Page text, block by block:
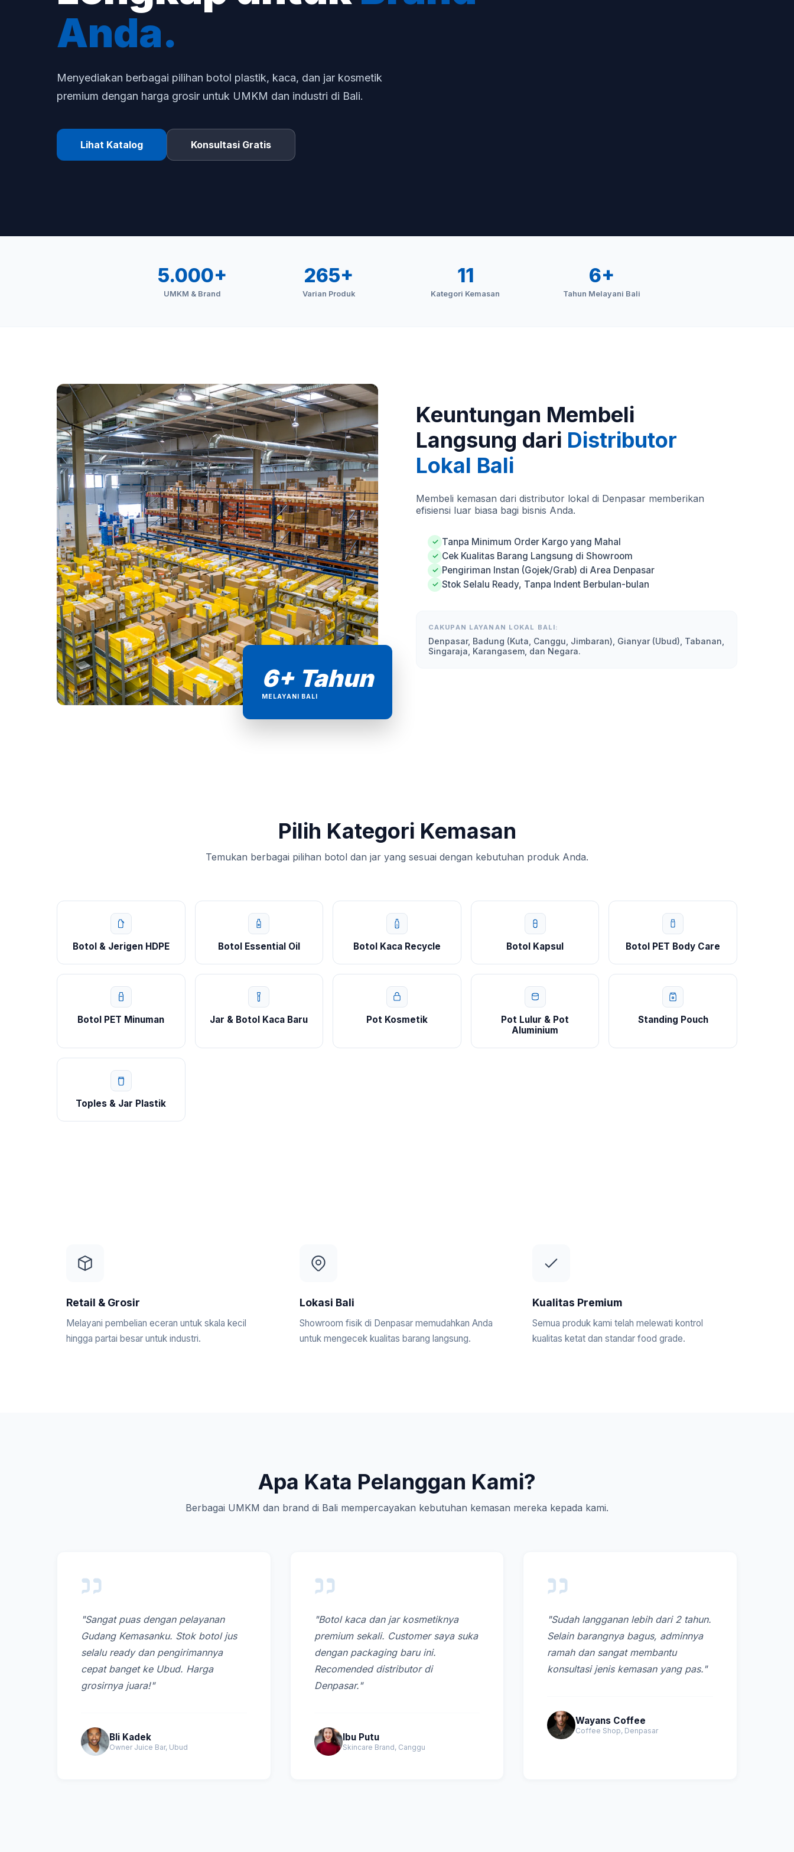
Anda.
Menyediakan berbagai pilihan botol plastik, kaca, dan jar kosmetik
premium dengan harga grosir untuk UMKM dan industri di Bali.
Lihat Katalog Konsultasi Gratis
5.000+
UMKM & Brand
265+
Varian Produk
11
Kategori Kemasan
6+
Tahun Melayani Bali
6+ Tahun
MELAYANI BALI
Keuntungan Membeli
Langsung dari Distributor
Lokal Bali
Membeli kemasan dari distributor lokal di Denpasar memberikan
efisiensi luar biasa bagi bisnis Anda.
✓ Tanpa Minimum Order Kargo yang Mahal
✓ Cek Kualitas Barang Langsung di Showroom
✓ Pengiriman Instan (Gojek/Grab) di Area Denpasar
✓ Stok Selalu Ready, Tanpa Indent Berbulan-bulan
CAKUPAN LAYANAN LOKAL BALI:
Denpasar, Badung (Kuta, Canggu, Jimbaran), Gianyar (Ubud), Tabanan,
Singaraja, Karangasem, dan Negara.
Pilih Kategori Kemasan
Temukan berbagai pilihan botol dan jar yang sesuai dengan kebutuhan produk Anda.
Botol & Jerigen HDPE Botol Essential Oil Botol Kaca Recycle Botol Kapsul Botol PET Body Care
Botol PET Minuman Jar & Botol Kaca Baru Pot Kosmetik
Pot Lulur & Pot
Aluminium
Standing Pouch
Toples & Jar Plastik
Retail & Grosir
Melayani pembelian eceran untuk skala kecil
hingga partai besar untuk industri.
Lokasi Bali
Showroom fisik di Denpasar memudahkan Anda
untuk mengecek kualitas barang langsung.
Kualitas Premium
Semua produk kami telah melewati kontrol
kualitas ketat dan standar food grade.
Apa Kata Pelanggan Kami?
Berbagai UMKM dan brand di Bali mempercayakan kebutuhan kemasan mereka kepada kami.
"Sangat puas dengan pelayanan
Gudang Kemasanku. Stok botol jus
selalu ready dan pengirimannya
cepat banget ke Ubud. Harga
grosirnya juara!"
Bli Kadek
Owner Juice Bar, Ubud
"Botol kaca dan jar kosmetiknya
premium sekali. Customer saya suka
dengan packaging baru ini.
Recomended distributor di
Denpasar."
Ibu Putu
Skincare Brand, Canggu
"Sudah langganan lebih dari 2 tahun.
Selain barangnya bagus, adminnya
ramah dan sangat membantu
konsultasi jenis kemasan yang pas."
Wayans Coffee
Coffee Shop, Denpasar